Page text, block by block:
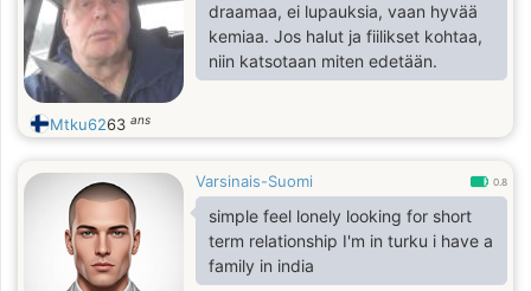
draamaa, ei lupauksia, vaan hyvää
kemiaa. Jos halut ja fiilikset kohtaa,
niin katsotaan miten edetään.
Mtku6263 ans
Varsinais-Suomi 0.8
simple feel lonely looking for short
term relationship I'm in turku i have a
family in india